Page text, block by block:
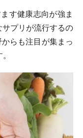
す健康志向が強ま
プリが流行するの
らも注目が集まっ